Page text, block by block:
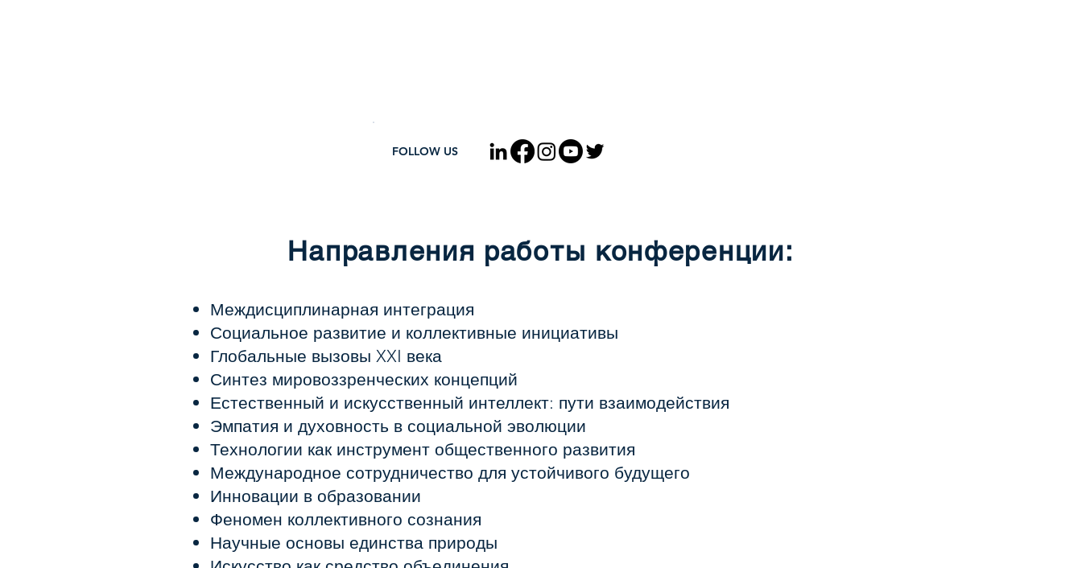
FOLLOW US
Направления работы конференции:
Междисциплинарная интеграция
Социальное развитие и коллективные инициативы
Глобальные вызовы XXI века
Синтез мировоззренческих концепций
Естественный и искусственный интеллект: пути взаимодействия
Эмпатия и духовность в социальной эволюции
Технологии как инструмент общественного развития
Международное сотрудничество для устойчивого будущего
Инновации в образовании
Феномен коллективного сознания
Научные основы единства природы